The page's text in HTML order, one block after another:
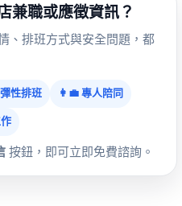
兼職或應徵資訊？
、排班方式與安全問題，都
性排班 👩‍💼 專人陪同
按鈕，即可立即免費諮詢。